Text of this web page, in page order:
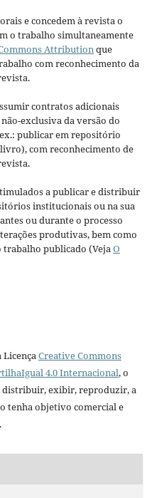
e concedem à revista o
o trabalho simultaneamente
Attributionque
com reconhecimento da
contratos adicionais
exclusiva da versão do
publicar em repositório
com reconhecimento de
a publicar e distribuir
institucionais ou na sua
ou durante o processo
produtivas, bem como
trabalho publicado (VejaO
LicençaCreative Commons
4.0 Internacional, o
exibir, reproduzir, a
tenha objetivo comercial e